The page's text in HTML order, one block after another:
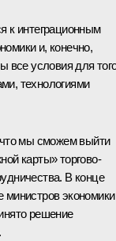
к интеграционным
и, конечно,
все условия для
технологиями
что мы сможем выйти
карты» торгово-
В конце
министров экономики
решение